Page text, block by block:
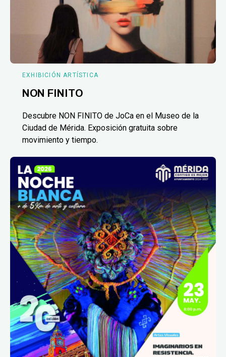
EXHIBICIÓN ARTÍSTICA
NON FINITO
Descubre NON FINITO de JoCa en el Museo de la
Ciudad de Mérida. Exposición gratuita sobre
movimiento y tiempo.